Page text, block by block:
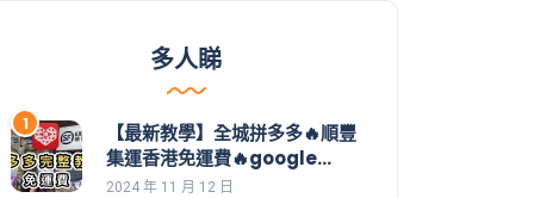
多人睇
【最新教學】全城拼多多🔥順豐
集運香港免運費🔥google
play下載方法💡一片學識拼多
2024 年 11 月 12 日